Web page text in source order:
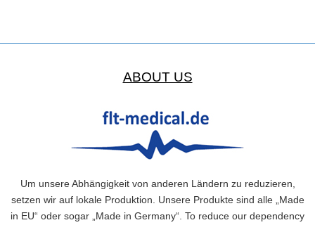
ABOUT US
Um unsere Abhängigkeit von anderen Ländern zu reduzieren,
setzen wir auf lokale Produktion. Unsere Produkte sind alle „Made
in EU“ oder sogar „Made in Germany“. To reduce our dependency